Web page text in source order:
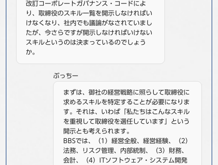
BBSグループネットワーク サステナビリティ
株主・投資家情報 採用情報
改訂コーポレートガバナンス・コードによ
り、取締役のスキル一覧を開示しなければい
けなくなり、社内でも議論がなされていまし
たが、今さらですが開示しなければいけない
スキルというのは決まっているのでしょう
か。
ぶっちー
まずは、御社の経営戦略に照らして取締役に
求めるスキルを特定することが必要になりま
す。それは、いわば「私たちはこんなスキル
を重視して取締役を選任しています」という
開示とも考えられます。
BBSでは、（1）経営全般、経営経験、（2）
法務、リスク管理、内部統制、（3）財務、
会計、（4）ITソフトウェア・システム開発